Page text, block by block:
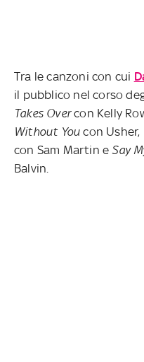
Tra le canzoni con cui
il pubblico nel corso
Takes Overcon Kelly
Without Youcon Usher,
con Sam Martin eSay
Balvin.